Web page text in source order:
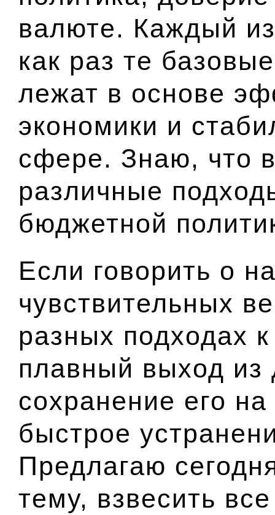
валюте. Каждый
как раз те
лежат в основе
экономики и
сфере. Знаю, что
различные
бюджетной
Если говорить о
чувствительных
разных подходах
плавный выход
сохранение его
быстрое
Предлагаю
тему, взвесить